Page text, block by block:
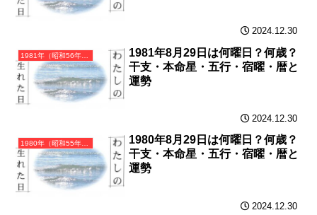
2024.12.30
1981年（昭和56年）辛酉（かのととり）・酉年（とり年）カレンダー（月曜はじまり）
1981年8月29日は何曜日？何歳？
干支・本命星・五行・宿曜・暦と
運勢
2024.12.30
1980年（昭和55年）庚申（かのえさる）・申年（さる年）カレンダー（月曜はじまり）
1980年8月29日は何曜日？何歳？
干支・本命星・五行・宿曜・暦と
運勢
2024.12.30